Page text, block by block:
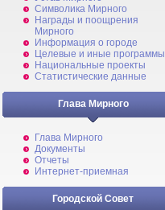
Символика Мирного
Награды и поощрения
Мирного
Информация о городе
Целевые и иные программы
Национальные проекты
Статистические данные
Глава Мирного
Глава Мирного
Документы
Отчеты
Интернет-приемная
Городской Совет